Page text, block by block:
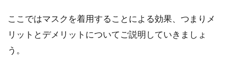
ここではマスクを着用することによる効果、つまりメ
リットとデメリットについてご説明していきましょ
う。